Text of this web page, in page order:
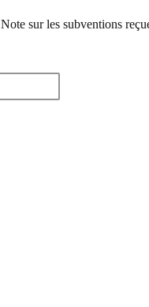
Note sur les subventions